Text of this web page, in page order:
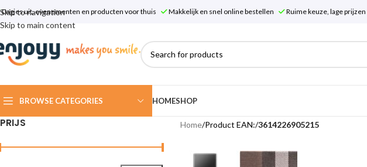
Skip to navigation
Skip to main content
Dagjes uit, evenementen en producten voor thuis Makkelijk en snel online bestellen Ruime keuze, lage prijzen
BROWSE CATEGORIES HOMESHOP
PRIJS Home/Product EAN:/3614226905215